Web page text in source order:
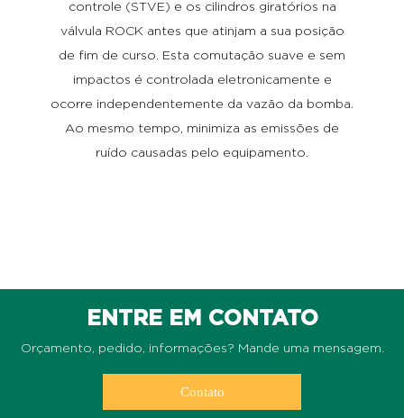
controle (STVE) e os cilindros giratórios na
válvula ROCK antes que atinjam a sua posição
de fim de curso. Esta comutação suave e sem
impactos é controlada eletronicamente e
ocorre independentemente da vazão da bomba.
Ao mesmo tempo, minimiza as emissões de
ruído causadas pelo equipamento.
ENTRE EM CONTATO
Orçamento, pedido, informações? Mande uma mensagem.
Contato